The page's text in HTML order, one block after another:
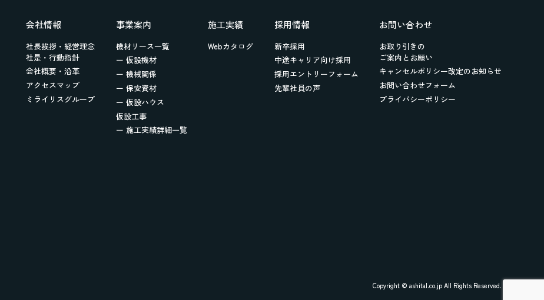
会社情報
社長挨拶・経営理念
社是・行動指針
会社概要・沿革
アクセスマップ
ミライリスグループ
事業案内
機材リース一覧
ー 仮設機材
ー 機械関係
ー 保安資材
ー 仮設ハウス
仮設工事
ー 施工実績詳細一覧
施工実績
Webカタログ
採用情報
新卒採用
中途キャリア向け採用
採用エントリーフォーム
先輩社員の声
お問い合わせ
お取り引きの
ご案内とお願い
キャンセルポリシー改定のお知らせ
お問い合わせフォーム
プライバシーポリシー
Copyright © ashital.co.jp All Rights Reserved.